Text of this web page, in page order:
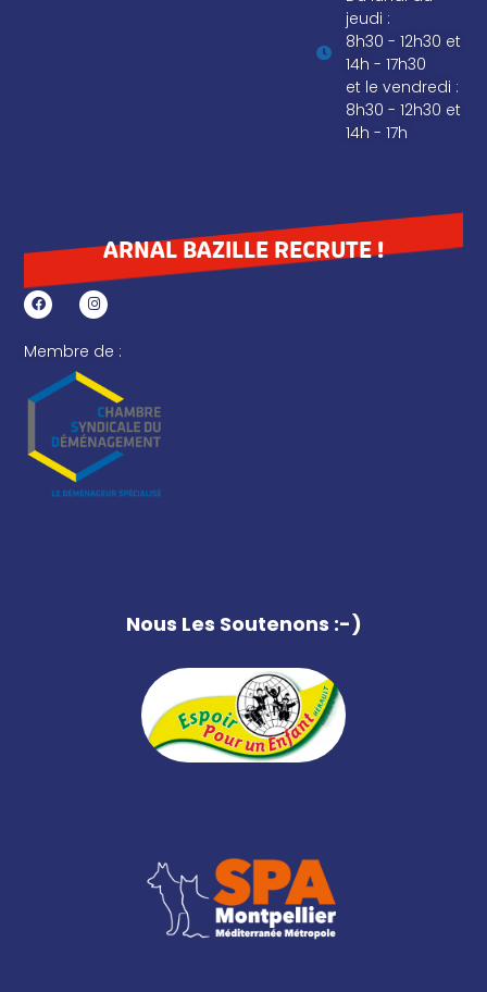
jeudi :
8h30 - 12h30 et
14h - 17h30
et le vendredi :
8h30 - 12h30 et
14h - 17h
ARNAL BAZILLE RECRUTE !
Membre de :
Nous Les Soutenons :-)